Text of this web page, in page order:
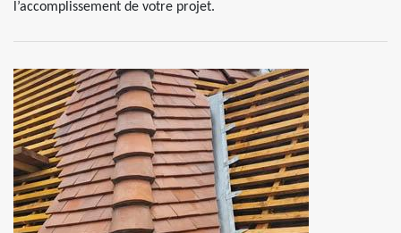
l’accomplissement de votre projet.